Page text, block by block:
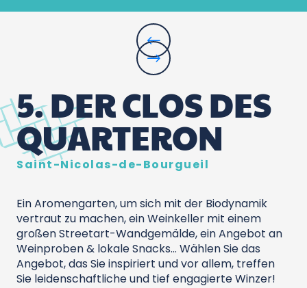
5. DER CLOS DES
QUARTERON
Saint-Nicolas-de-Bourgueil
Ein Aromengarten, um sich mit der Biodynamik
vertraut zu machen, ein Weinkeller mit einem
großen Streetart-Wandgemälde, ein Angebot an
Weinproben & lokale Snacks… Wählen Sie das
Angebot, das Sie inspiriert und vor allem, treffen
Sie leidenschaftliche und tief engagierte Winzer!